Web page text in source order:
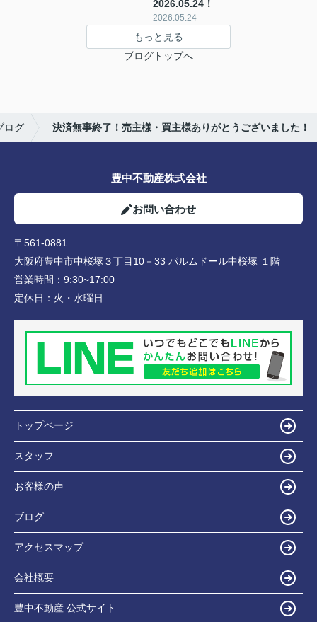
2026.05.24！
2026.05.24
もっと見る
ブログトップへ
ログ 決済無事終了！売主様・買主様ありがとうございました！
豊中不動産株式会社
お問い合わせ
〒561-0881
大阪府豊中市中桜塚３丁目10－33 パルムドール中桜塚 １階
営業時間： 9:30~17:00
定休日： 火・水曜日
トップページ
スタッフ
お客様の声
ブログ
アクセスマップ
会社概要
豊中不動産 公式サイト